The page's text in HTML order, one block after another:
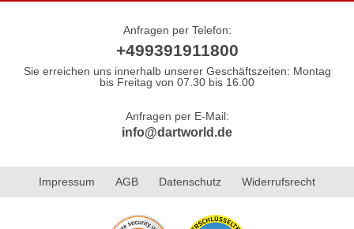
Anfragen per Telefon:
+499391911800
Sie erreichen uns innerhalb unserer Geschäftszeiten: Montag
bis Freitag von 07.30 bis 16.00
Anfragen per E-Mail:
info@dartworld.de
Impressum AGB Datenschutz Widerrufsrecht